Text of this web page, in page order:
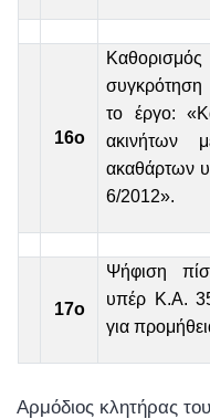
16ο
το έργο:
ακινήτων
ακαθάρτων
6/2012».
17ο
Ψήφιση
υπέρ Κ.Α.
για
Αρμόδιος κλητήρας